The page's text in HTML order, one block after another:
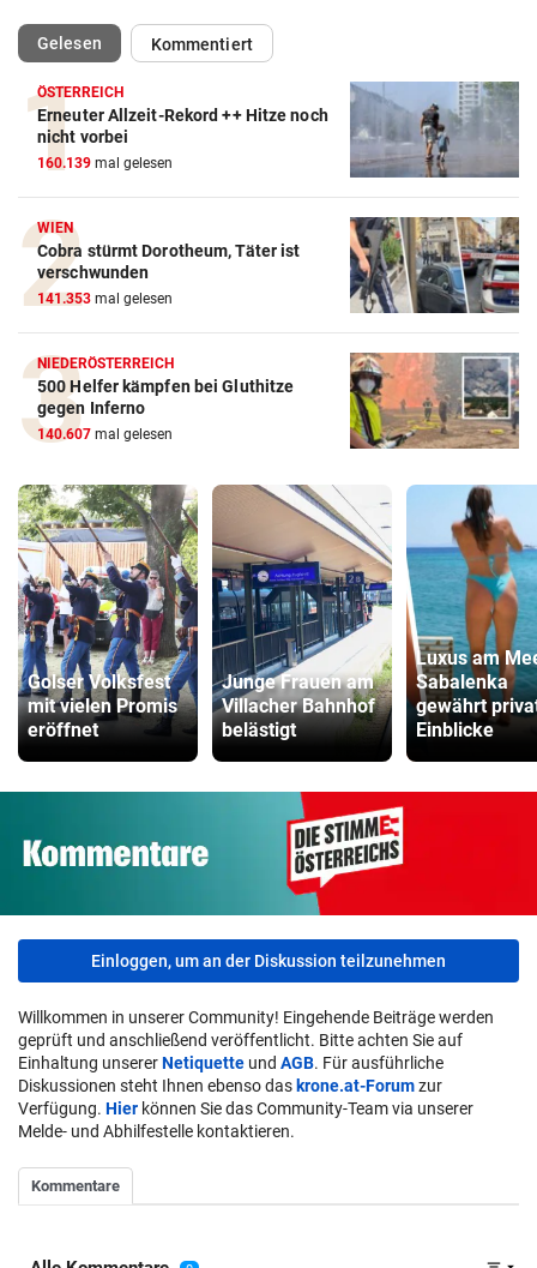
Gelesen(ausgewählt)Kommentiert
ÖSTERREICH
Erneuter Allzeit-Rekord ++ Hitze noch
nicht vorbei
160.139 mal gelesen
WIEN
Cobra stürmt Dorotheum, Täter ist
verschwunden
141.353 mal gelesen
NIEDERÖSTERREICH
500 Helfer kämpfen bei Gluthitze
gegen Inferno
140.607 mal gelesen
Golser Volksfest
mit vielen Promis
eröffnet
Junge Frauen am
Villacher Bahnhof
belästigt
Luxus am
Sabalenka
gewährt
Einblicke
Einloggen, um an der Diskussion teilzunehmen
Willkommen in unserer Community! Eingehende Beiträge werden
geprüft und anschließend veröffentlicht. Bitte achten Sie auf
Einhaltung unsererNetiquette und AGB. Für ausführliche
Diskussionen steht Ihnen ebenso das krone.at-Forumzur
Verfügung. Hier können Sie das Community-Team via unserer
Melde- und Abhilfestelle kontaktieren.